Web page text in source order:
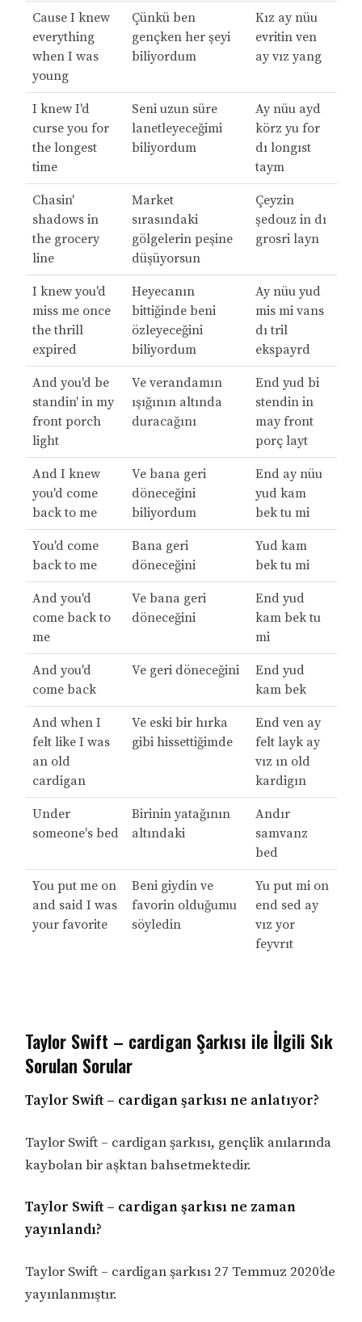
Cause I knew
everything
when I was
young
Çünkü ben
gençken her şeyi
biliyordum
Kız ay nüu
evritin ven
ay vız yang
I knew I'd
curse you for
the longest
time
Seni uzun süre
lanetleyeceğimi
biliyordum
Ay nüu ayd
körz yu for
dı longıst
taym
Chasin'
shadows in
the grocery
line
Market
sırasındaki
gölgelerin peşine
düşüyorsun
Çeyzin
şedouz in dı
grosri layn
I knew you'd
miss me once
the thrill
expired
Heyecanın
bittiğinde beni
özleyeceğini
biliyordum
Ay nüu yud
mis mi vans
dı tril
ekspayrd
And you'd be
standin' in my
front porch
light
Ve verandamın
ışığının altında
duracağını
End yud bi
stendin in
may front
porç layt
And I knew
you'd come
back to me
Ve bana geri
döneceğini
biliyordum
End ay nüu
yud kam
bek tu mi
You'd come
back to me
Bana geri
döneceğini
Yud kam
bek tu mi
And you'd
come back to
me
Ve bana geri
döneceğini
End yud
kam bek tu
mi
And you'd
come back
Ve geri döneceğini
End yud
kam bek
And when I
felt like I was
an old
cardigan
Ve eski bir hırka
gibi hissettiğimde
End ven ay
felt layk ay
vız ın old
kardigın
Under
someone's bed
Birinin yatağının
altındaki
Andır
samvanz
bed
You put me on
and said I was
your favorite
Beni giydin ve
favorin olduğumu
söyledin
Yu put mi on
end sed ay
vız yor
feyvrıt
Taylor Swift – cardigan Şarkısı ile İlgili Sık
Sorulan Sorular
Taylor Swift – cardigan şarkısı ne anlatıyor?
Taylor Swift – cardigan şarkısı, gençlik anılarında
kaybolan bir aşktan bahsetmektedir.
Taylor Swift – cardigan şarkısı ne zaman
yayınlandı?
Taylor Swift – cardigan şarkısı 27 Temmuz 2020’de
yayınlanmıştır.